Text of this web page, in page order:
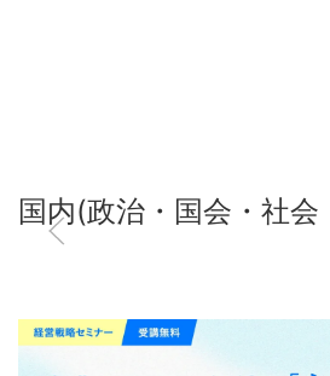
国内(政治・国会・社会